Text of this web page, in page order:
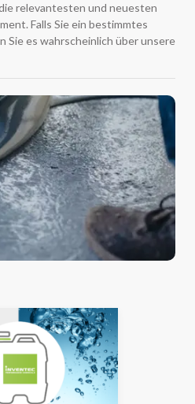
relevantesten und neuesten
Falls Sie ein bestimmtes
Sie es wahrscheinlich über unsere